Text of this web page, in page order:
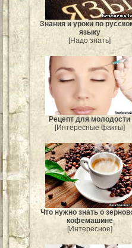
Знания и уроки по
языку
[Надо знать]
Рецепт для молодости
[Интересные факты]
Что нужно знать о
кофемашине
[Интересное]